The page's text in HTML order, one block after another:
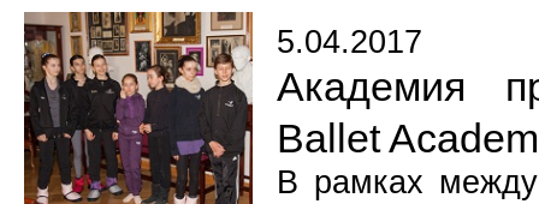
5.04.2017
Академия
Ballet
В рамках